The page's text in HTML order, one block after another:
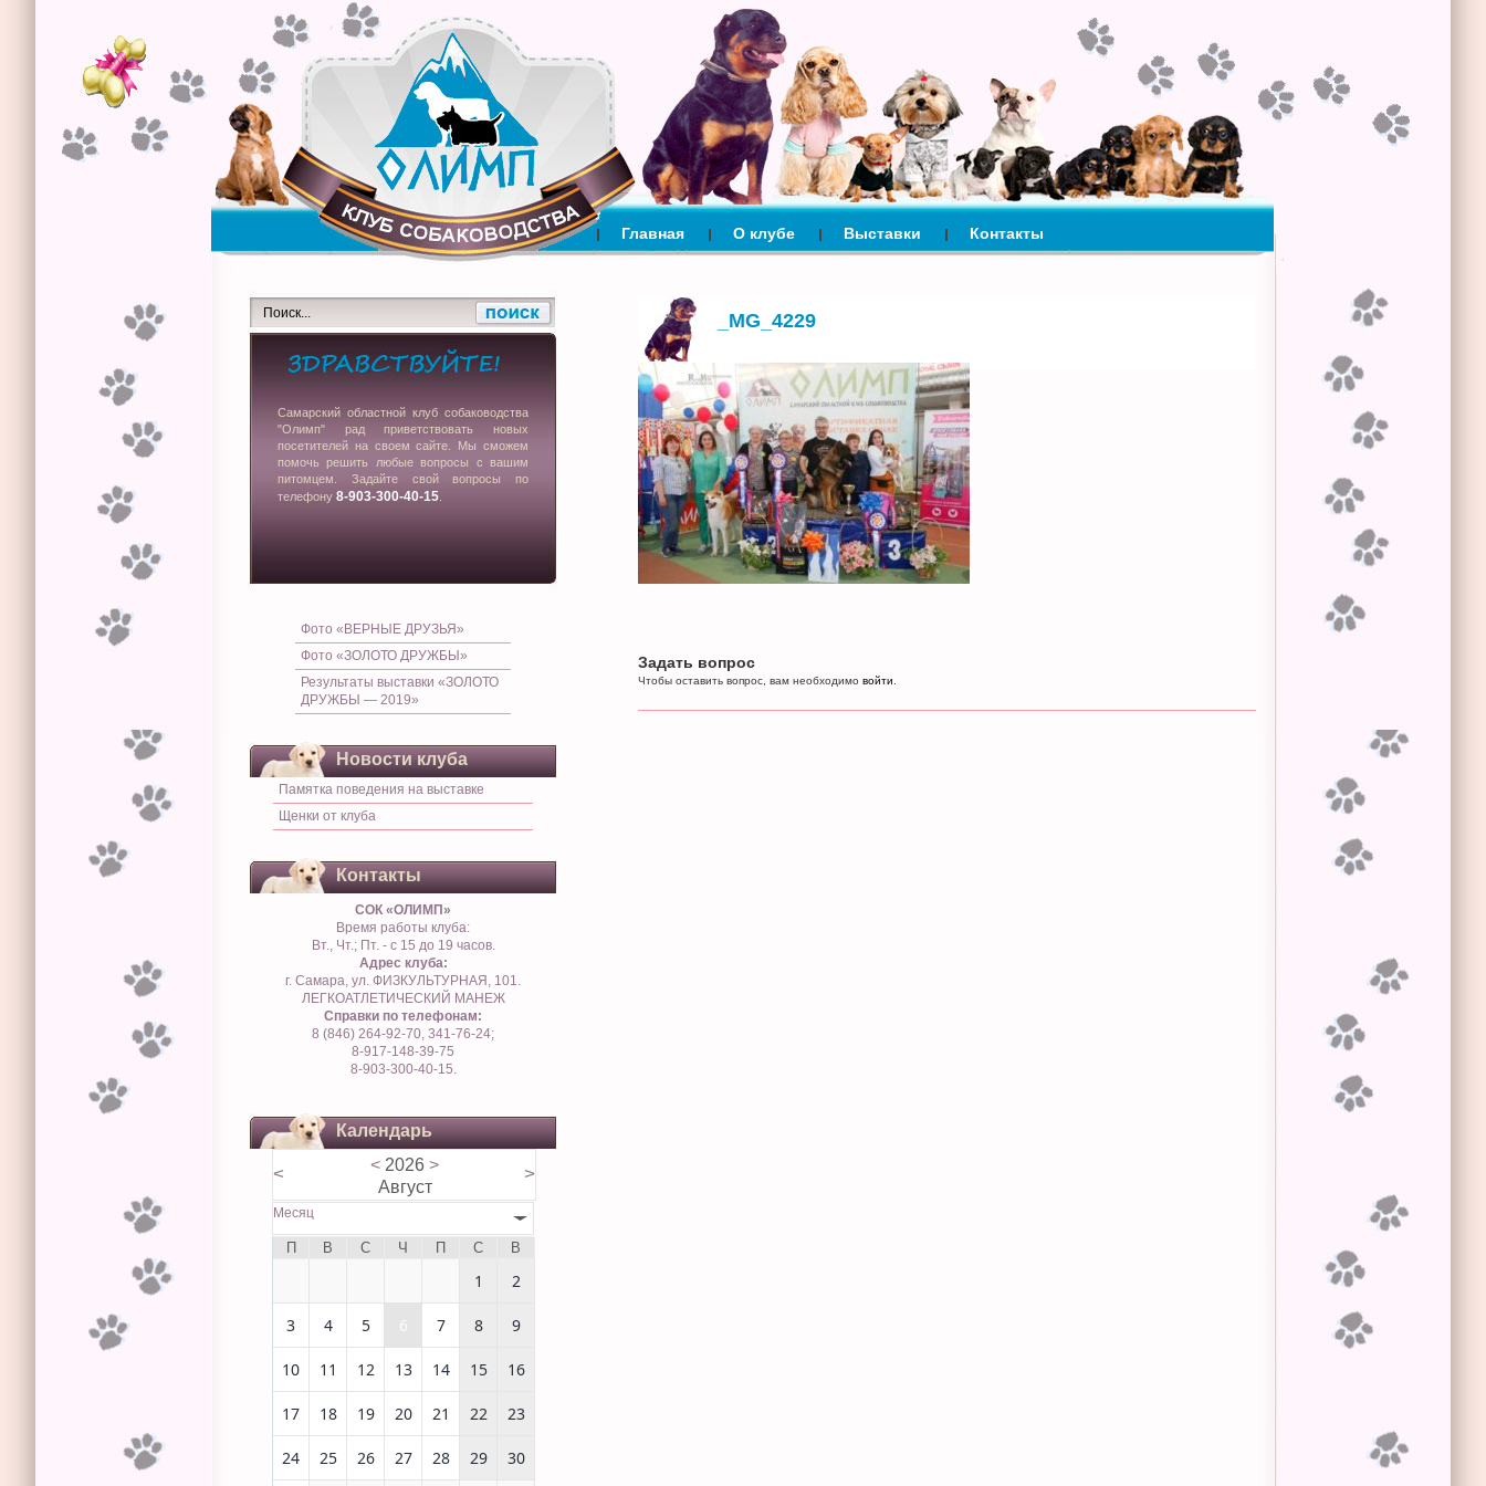
Главная О клубе Выставки Контакты
Самарский областной клуб собаководства
"Олимп" рад приветствовать новых
посетителей на своем сайте. Мы сможем
помочь решить любые вопросы с вашим
питомцем. Задайте свой вопросы по
телефону 8-903-300-40-15
Фото «ВЕРНЫЕ ДРУЗЬЯ»
Фото «ЗОЛОТО ДРУЖБЫ»
Результаты выставки «ЗОЛОТО
ДРУЖБЫ — 2019»
Новости клуба
Памятка поведения на выставке
Щенки от клуба
Контакты
СОК «ОЛИМП»
Время работы клуба:
Вт., Чт.; Пт. - с 15 до 19 часов.
Адрес клуба:
г. Самара, ул. ФИЗКУЛЬТУРНАЯ, 101.
ЛЕГКОАТЛЕТИЧЕСКИЙ МАНЕЖ
Справки по телефонам:
8 (846) 264-92-70, 341-76-24;
8-917-148-39-75
8-903-300-40-15.
Календарь
< < 2026 >
Август
>
Месяц
П В С Ч П С В
1 2
3 4 5 6 7 8 9
10 11 12 13 14 15 16
17 18 19 20 21 22 23
24 25 26 27 28 29 30
_MG_4229
Задать вопрос
Чтобы оставить вопрос, вам необходимо войти